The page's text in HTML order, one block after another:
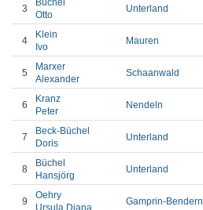
3
Büchel
Otto
Unterland
4
Klein
Ivo
Mauren
5
Marxer
Alexander
Schaanwald
6
Kranz
Peter
Nendeln
7
Beck-Büchel
Doris
Unterland
8
Büchel
Hansjörg
Unterland
9
Oehry
Gamprin-Bendern